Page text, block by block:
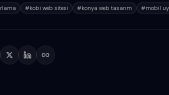
#kobi web sitesi #konya web tasarım #mobil